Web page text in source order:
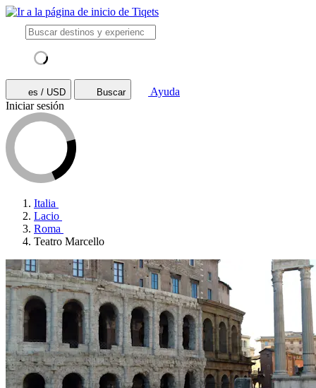
es / USD Buscar
Ayuda
Iniciar sesión
Italia
Lacio
Roma
Teatro Marcello